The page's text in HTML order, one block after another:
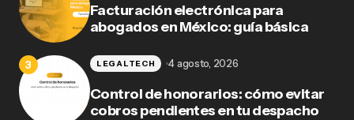
Facturación electrónica para
abogados en México: guía básica
Control de honorarios: cómo evitar
cobros pendientes en tu despacho
LEGALTECH 4 agosto, 2026